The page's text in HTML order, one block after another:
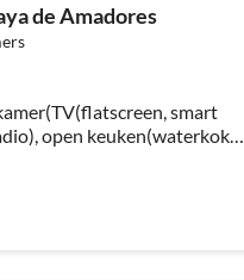
de Amadores
smart
open keuken(waterkoker,